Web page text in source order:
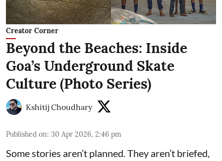
Creator Corner
Beyond the Beaches: Inside
Goa’s Underground Skate
Culture (Photo Series)
Kshitij Choudhary
Published on: 30 Apr 2026, 2:46 pm
Some stories aren’t planned. They aren’t briefed,